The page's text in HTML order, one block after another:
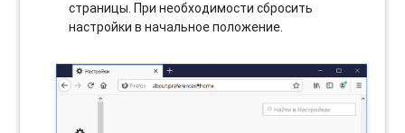
страницы. При необходимости сбросить
настройки в начальное положение.